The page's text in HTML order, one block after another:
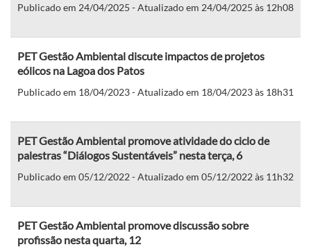
Publicado em 24/04/2025 - Atualizado em 24/04/2025 às 12h08
PET Gestão Ambiental discute impactos de projetos
eólicos na Lagoa dos Patos
Publicado em 18/04/2023 - Atualizado em 18/04/2023 às 18h31
PET Gestão Ambiental promove atividade do ciclo de
palestras “Diálogos Sustentáveis” nesta terça, 6
Publicado em 05/12/2022 - Atualizado em 05/12/2022 às 11h32
PET Gestão Ambiental promove discussão sobre
profissão nesta quarta, 12